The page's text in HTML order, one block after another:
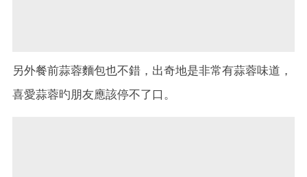
另外餐前蒜蓉麵包也不錯，出奇地是非常有蒜蓉味道，
喜愛蒜蓉旳朋友應該停不了口。